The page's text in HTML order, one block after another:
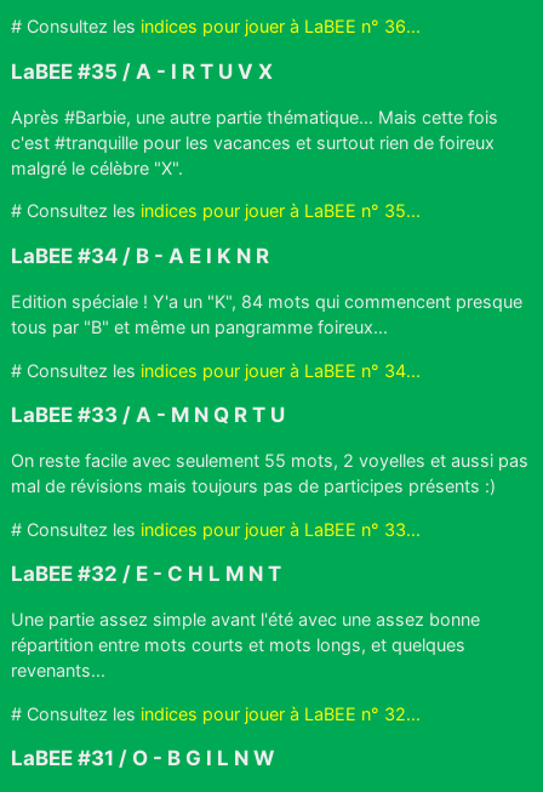
# Consultez les indices pour jouer à LaBEE n° 36...
LaBEE #35 / A - I R T U V X
Après #Barbie, une autre partie thématique... Mais cette fois
c'est #tranquille pour les vacances et surtout rien de foireux
malgré le célèbre "X".
# Consultez les indices pour jouer à LaBEE n° 35...
LaBEE #34 / B - A E I K N R
Edition spéciale ! Y'a un "K", 84 mots qui commencent presque
tous par "B" et même un pangramme foireux...
# Consultez les indices pour jouer à LaBEE n° 34...
LaBEE #33 / A - M N Q R T U
On reste facile avec seulement 55 mots, 2 voyelles et aussi pas
mal de révisions mais toujours pas de participes présents :)
# Consultez les indices pour jouer à LaBEE n° 33...
LaBEE #32 / E - C H L M N T
Une partie assez simple avant l'été avec une assez bonne
répartition entre mots courts et mots longs, et quelques
revenants...
# Consultez les indices pour jouer à LaBEE n° 32...
LaBEE #31 / O - B G I L N W